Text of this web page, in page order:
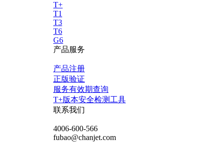
T+
T1
T3
T6
G6
产品服务
产品注册
正版验证
服务有效期查询
T+版本安全检测工具
联系我们
4006-600-566
fubao@chanjet.com